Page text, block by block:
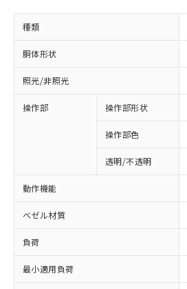
種類
胴体形状
照光/非照光
操作部 操作部形状
操作部色
透明/不透明
動作機能
ベゼル材質
負荷
最小適用負荷